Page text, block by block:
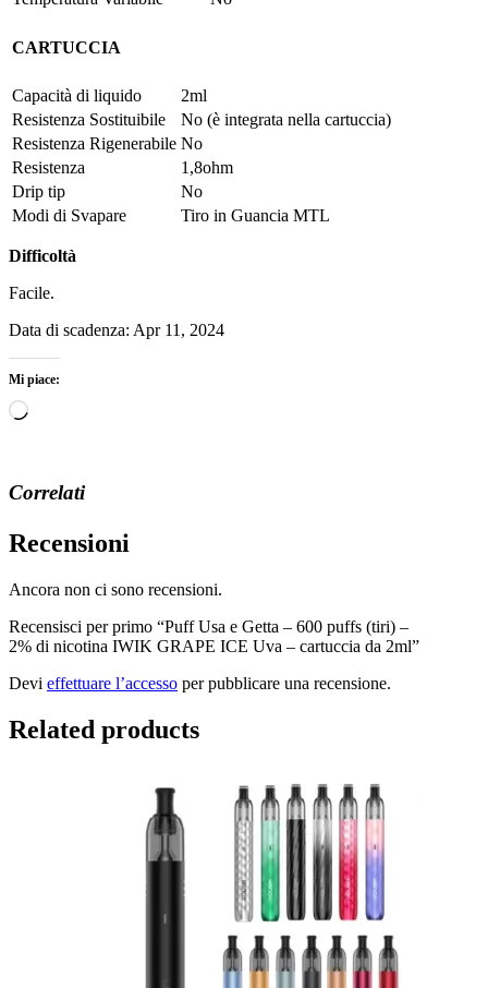
CARTUCCIA
Capacità di liquido
2ml
Resistenza Sostituibile
No (è integrata nella cartuccia)
Resistenza Rigenerabile No
Resistenza
1,8ohm
Drip tip
No
Modi di Svapare
Tiro in Guancia MTL
Difficoltà
Facile.
Data di scadenza: Apr 11, 2024
Mi piace:
Caricamento
Correlati
Recensioni
Ancora non ci sono recensioni.
Recensisci per primo “Puff Usa e Getta – 600 puffs (tiri) –
2% di nicotina IWIK GRAPE ICE Uva – cartuccia da 2ml”
Devi effettuare l’accesso per pubblicare una recensione.
Related products